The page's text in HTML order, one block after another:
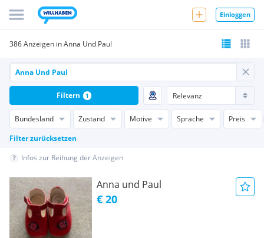
Einloggen
386 Anzeigen in Anna Und Paul
Bundesland Zustand Motive Sprache
Preis
Filter zurücksetzen
Filtern 1
Infos zur Reihung der Anzeigen
Anna und Paul
€ 20